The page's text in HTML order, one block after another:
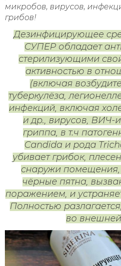
микробов, вирусов,
грибов!
Дезинфицирующее
СУПЕР обладает
стерилизующими
активностью в
(включая
туберкулёза,
инфекций, включая
и др., вирусов,
гриппа, в т.ч
Candida и рода
убивает грибок,
снаружи помещения,
чёрные пятна,
поражением, и
Полностью
во